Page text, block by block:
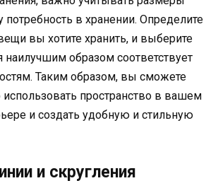
в хранении. Определите
вы хотите хранить, и выберите
наилучшим образом соответствует
Таким образом, вы сможете
использовать пространство в вашем
и создать удобную и стильную
и скругления